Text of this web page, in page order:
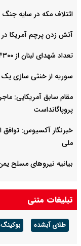
ائتلاف مکه در سایه جنگ
آتش زدن پرچم آمریکا در
تعداد شهدای لبنان از ۴۳۰۰ نفر عبور کرد
سوریه از خنثی سازی یک
مقام سابق آمریکایی:
پروپاگانداست
خبرنگار آکسیوس: توافق
ملی
بیانیه نیروهای مسلح
تبلیغات متنی
طلای آبشده بوکینگ